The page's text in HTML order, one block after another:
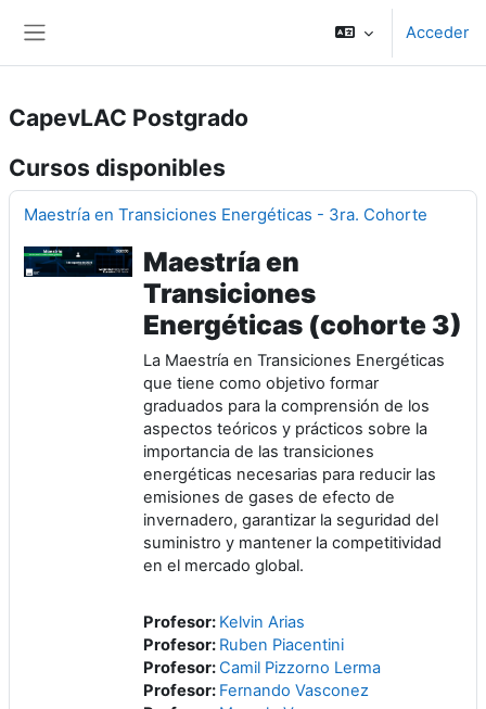
Acceder
CapevLAC Postgrado
Cursos disponibles
Maestría en Transiciones Energéticas - 3ra. Cohorte
Maestría en
Transiciones
Energéticas (cohorte 3)
La Maestría en Transiciones Energéticas
que tiene como objetivo formar
graduados para la comprensión de los
aspectos teóricos y prácticos sobre la
importancia de las transiciones
energéticas necesarias para reducir las
emisiones de gases de efecto de
invernadero, garantizar la seguridad del
suministro y mantener la competitividad
en el mercado global.
Profesor: Kelvin Arias
Profesor: Ruben Piacentini
Profesor:Camil Pizzorno Lerma
Profesor: Fernando Vasconez